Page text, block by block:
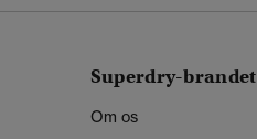
Superdry-brandet
Om os